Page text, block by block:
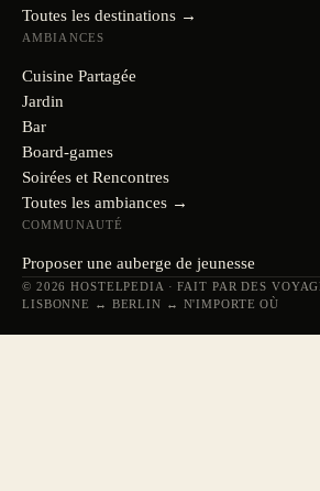
Toutes les destinations →
AMBIANCES
Cuisine Partagée
Jardin
Bar
Board-games
Soirées et Rencontres
Toutes les ambiances →
COMMUNAUTÉ
Proposer une auberge de jeunesse
© 2026 HOSTELPEDIA · FAIT PAR DES
LISBONNE ↔ BERLIN ↔ N'IMPORTE OÙ